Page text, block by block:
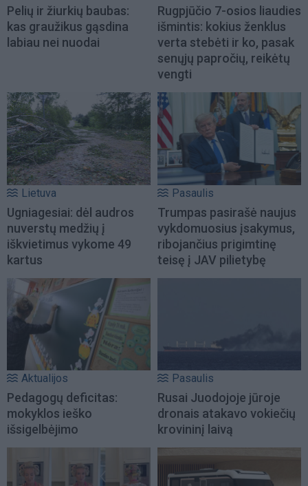
Pelių ir žiurkių baubas:
kas graužikus gąsdina
labiau nei nuodai
Rugpjūčio 7-osios liaudies
išmintis: kokius ženklus
verta stebėti ir ko, pasak
senųjų papročių, reikėtų
vengti
Lietuva
Ugniagesiai: dėl audros
nuverstų medžių į
iškvietimus vykome 49
kartus
Pasaulis
Trumpas pasirašė naujus
vykdomuosius įsakymus,
ribojančius prigimtinę
teisę į JAV pilietybę
Aktualijos
Pedagogų deficitas:
mokyklos ieško
išsigelbėjimo
Pasaulis
Rusai Juodojoje jūroje
dronais atakavo vokiečių
krovininį laivą